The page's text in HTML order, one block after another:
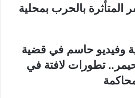
المتأثرة بالحرب بمحلية
وفيديو حاسم في قضية
تطورات لافتة في